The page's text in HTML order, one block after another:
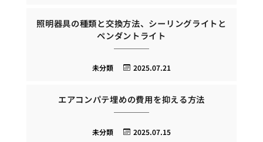
照明器具の種類と交換方法、シーリングライトと
ペンダントライト
2025.07.21
未分類
エアコンパテ埋めの費用を抑える方法
2025.07.15
未分類